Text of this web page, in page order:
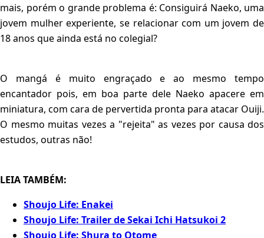
mais, porém o grande problema é: Consiguirá Naeko, uma
jovem mulher experiente, se relacionar com um jovem de
18 anos que ainda está no colegial?
O mangá é muito engraçado e ao mesmo tempo
encantador pois, em boa parte dele Naeko apacere em
miniatura, com cara de pervertida pronta para atacar Ouiji.
O mesmo muitas vezes a "rejeita" as vezes por causa dos
estudos, outras não!
LEIA TAMBÉM:
Shoujo Life: Enakei
Shoujo Life: Trailer de Sekai Ichi Hatsukoi 2
Shoujo Life: Shura to Otome